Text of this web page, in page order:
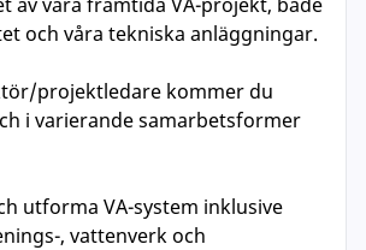
och våra tekniska anläggningar.
projektledare kommer du
i varierande samarbetsformer
utforma VA-system inklusive
, vattenverk och